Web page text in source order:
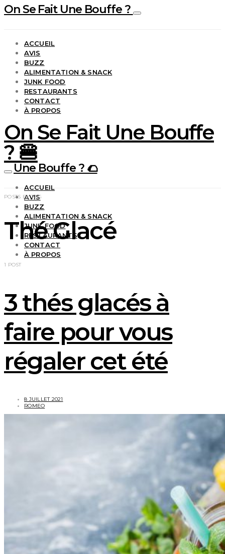
On Se Fait Une Bouffe ?
ACCUEIL
AVIS
BUZZ
ALIMENTATION & SNACK
JUNK FOOD
RESTAURANTS
CONTACT
À PROPOS
On Se Fait Une Bouffe
? 🍔
Une Bouffe ? 🌮
ACCUEIL
AVIS
BUZZ
ALIMENTATION & SNACK
JUNK FOOD
RESTAURANTS
CONTACT
À PROPOS
POSTS BY TAG
Thé Glacé
1 POST
3 thés glacés à
faire pour vous
régaler cet été
8 JUILLET 2021
ROMEO